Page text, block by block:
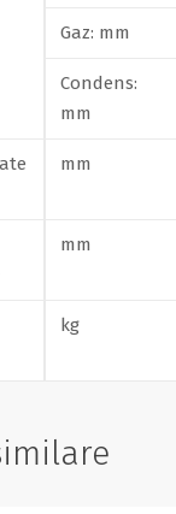
Gaz: mm
Condens:
mm
mm
mm
kg